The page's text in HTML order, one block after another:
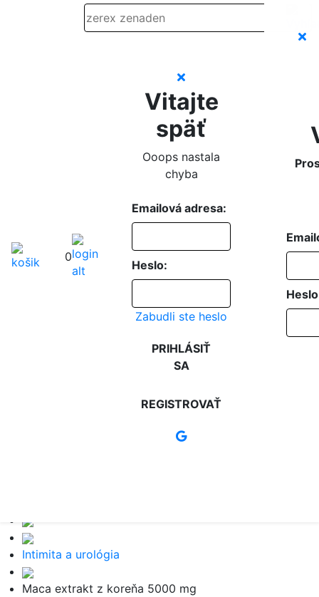
0
Vitajte
späť
Ooops nastala
chyba
Emailová adresa:
Heslo:
Zabudli ste heslo
PRIHLÁSIŤ
SA
REGISTROVAŤ
Intimita a urológia
Maca extrakt z koreňa 5000 mg